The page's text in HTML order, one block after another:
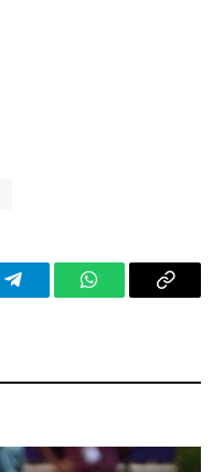
TelegramWhatsAppCopy